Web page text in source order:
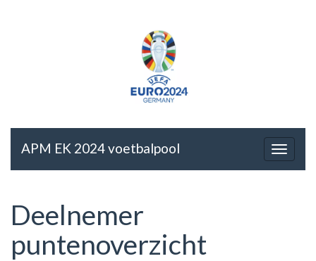
APM EK 2024 voetbalpool
Deelnemer
puntenoverzicht